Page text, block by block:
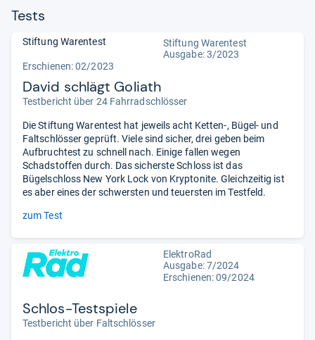
Tests
Stiftung Warentest
Stiftung Warentest
Ausgabe: 3/2023
Erschienen: 02/2023
David schlägt Goliath
Testbericht über 24 Fahrradschlösser
Die Stiftung Warentest hat jeweils acht Ketten-, Bügel- und
Faltschlösser geprüft. Viele sind sicher, drei geben beim
Aufbruchtest zu schnell nach. Einige fallen wegen
Schadstoffen durch. Das sicherste Schloss ist das
Bügelschloss New York Lock von Kryptonite. Gleichzeitig ist
es aber eines der schwersten und teuersten im Testfeld.
zum Test
ElektroRad
Ausgabe: 7/2024
Erschienen: 09/2024
Schlos-Testspiele
Testbericht über Faltschlösser